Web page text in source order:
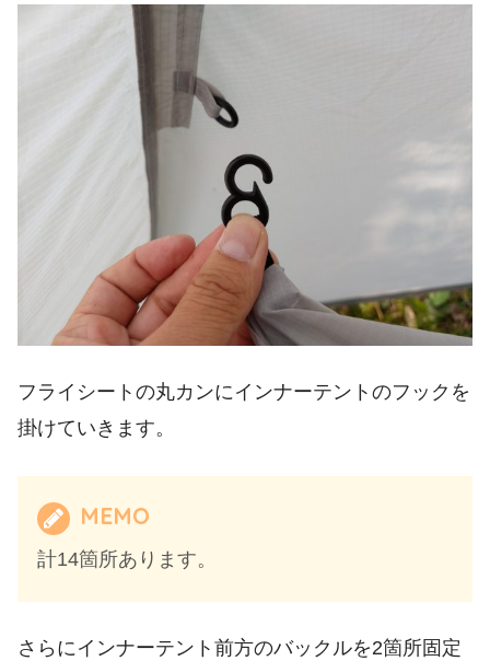
フライシートの丸カンにインナーテントのフックを
掛けていきます。
MEMO
計14箇所あります。
さらにインナーテント前方のバックルを2箇所固定